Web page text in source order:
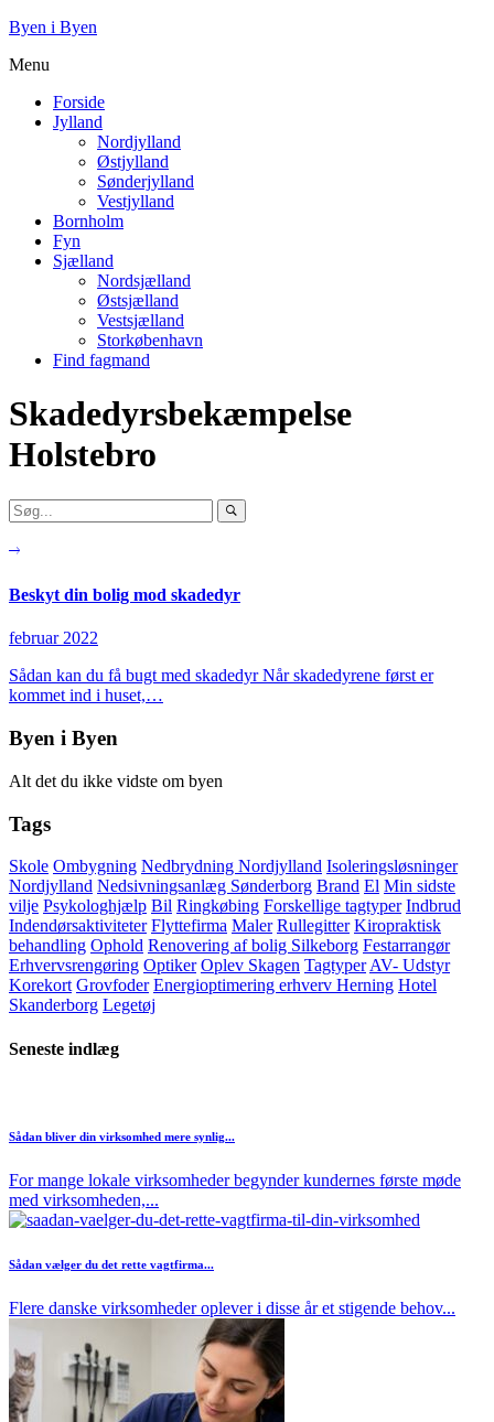
Byen i Byen
Menu
Forside
Jylland
Nordjylland
Østjylland
Sønderjylland
Vestjylland
Bornholm
Fyn
Sjælland
Nordsjælland
Østsjælland
Vestsjælland
Storkøbenhavn
Find fagmand
Skadedyrsbekæmpelse
Holstebro
Beskyt din bolig mod skadedyr
februar 2022
Sådan kan du få bugt med skadedyr Når skadedyrene først er
kommet ind i huset,…
Byen i Byen
Alt det du ikke vidste om byen
Tags
Skole Ombygning Nedbrydning Nordjylland Isoleringsløsninger
Nordjylland Nedsivningsanlæg Sønderborg Brand El Min sidste
vilje Psykologhjælp Bil Ringkøbing Forskellige tagtyper Indbrud
Indendørsaktiviteter Flyttefirma Maler Rullegitter Kiropraktisk
behandling Ophold Renovering af bolig Silkeborg Festarrangør
Erhvervsrengøring Optiker Oplev Skagen Tagtyper AV- Udstyr
Korekort Grovfoder Energioptimering erhverv Herning Hotel
Skanderborg Legetøj
Seneste indlæg
Sådan bliver din virksomhed mere synlig...
For mange lokale virksomheder begynder kundernes første møde
med virksomheden,...
Sådan vælger du det rette vagtfirma...
Flere danske virksomheder oplever i disse år et stigende behov...